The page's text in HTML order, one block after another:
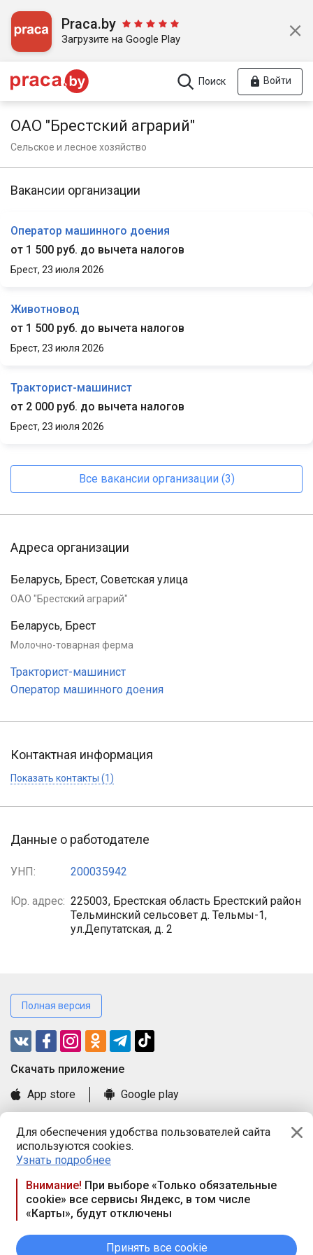
Для обеспечения удобства пользователей сайта
используются cookies.
Узнать подробнее
Внимание! При выборе «Только обязательные
cookie» все сервисы Яндекс, в том числе
«Карты», будут отключены
Принять все cookie
Praca.by
Загрузите на Google Play
Поиск Войти
ОАО "Брестский аграрий"
Сельское и лесное хозяйство
Вакансии организации
Оператор машинного доения
от 1 500 руб. до вычета налогов
Брест, 23 июля 2026
Животновод
от 1 500 руб. до вычета налогов
Брест, 23 июля 2026
Тракторист-машинист
от 2 000 руб. до вычета налогов
Брест, 23 июля 2026
Все вакансии организации (3)
Адреса организации
Беларусь, Брест, Советская улица
ОАО "Брестский аграрий"
Беларусь, Брест
Молочно-товарная ферма
Тракторист-машинист
Оператор машинного доения
Контактная информация
Показать контакты (1)
Данные о работодателе
УНП: 200035942
Юр. адрес: 225003, Брестская область Брестский район
Тельминский сельсовет д. Тельмы-1,
ул.Депутатская, д. 2
Полная версия
Cкачать приложение
App store
Google play
Книга замечаний и предложений
Правила и документы
Praca.by © 2000—2026, ООО «ПРАЦА БАЙ»
Республика Беларусь, 220114, г. Минск, пр-т Независимости
117а, пом. № 9.
вых. дн. — сб., вс.
Режим работы сайта — круглосуточно. E-mail ООО «ПРАЦА